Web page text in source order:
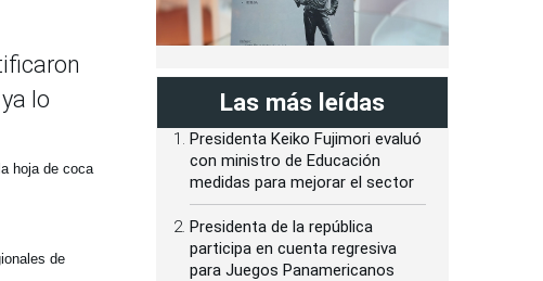
lo
hoja de coca
de
Las más leídas
Presidenta Keiko Fujimori evaluó
con ministro de Educación
medidas para mejorar el sector
Presidenta de la república
participa en cuenta regresiva
para Juegos Panamericanos